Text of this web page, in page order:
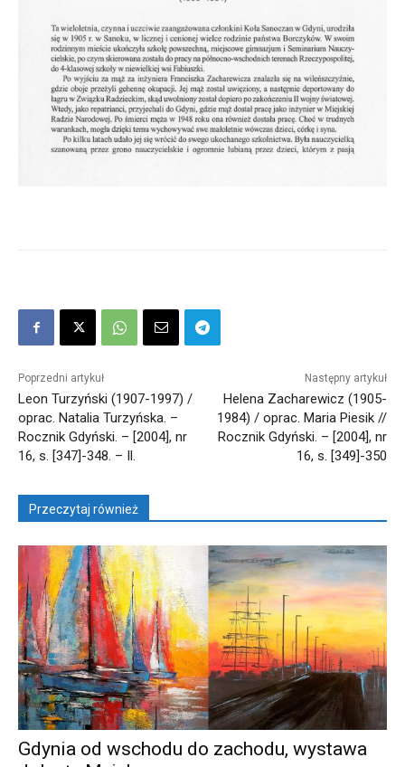
Poprzedni artykuł
Leon Turzyński (1907-1997) /
oprac. Natalia Turzyńska. –
Rocznik Gdyński. – [2004], nr
16, s. [347]-348. – Il.
Następny artykuł
Helena Zacharewicz (1905-
1984) / oprac. Maria Piesik //
Rocznik Gdyński. – [2004], nr
16, s. [349]-350
Przeczytaj również
Gdynia od wschodu do zachodu, wystawa